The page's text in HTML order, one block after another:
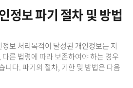
정보 파기 절차 및 방법
보 처리목적이 달성된 개인정보는 지
른 법령에 따라 보존하여야 하는 경우
니다. 파기의 절차, 기한 및 방법은 다음